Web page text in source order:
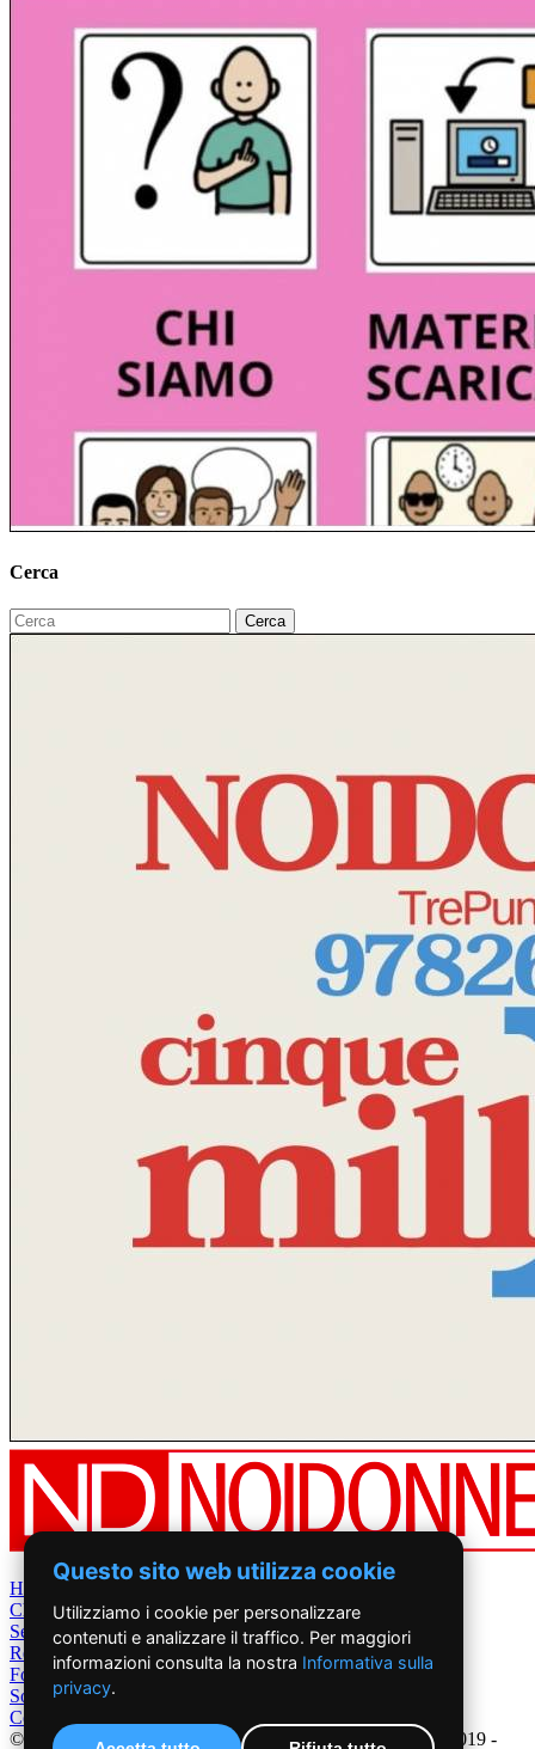
Cerca
Home
Chi Siamo
Settimanale
Rete News
Foto&Video
Sostienici
Contatti
©2019 - NoiDonne - Iscrizione ROC n.33421 del 23 /09/ 2019 -
Questo sito web utilizza cookie
Utilizziamo i cookie per personalizzare
contenuti e analizzare il traffico. Per maggiori
informazioni consulta la nostra Informativa sulla
privacy.